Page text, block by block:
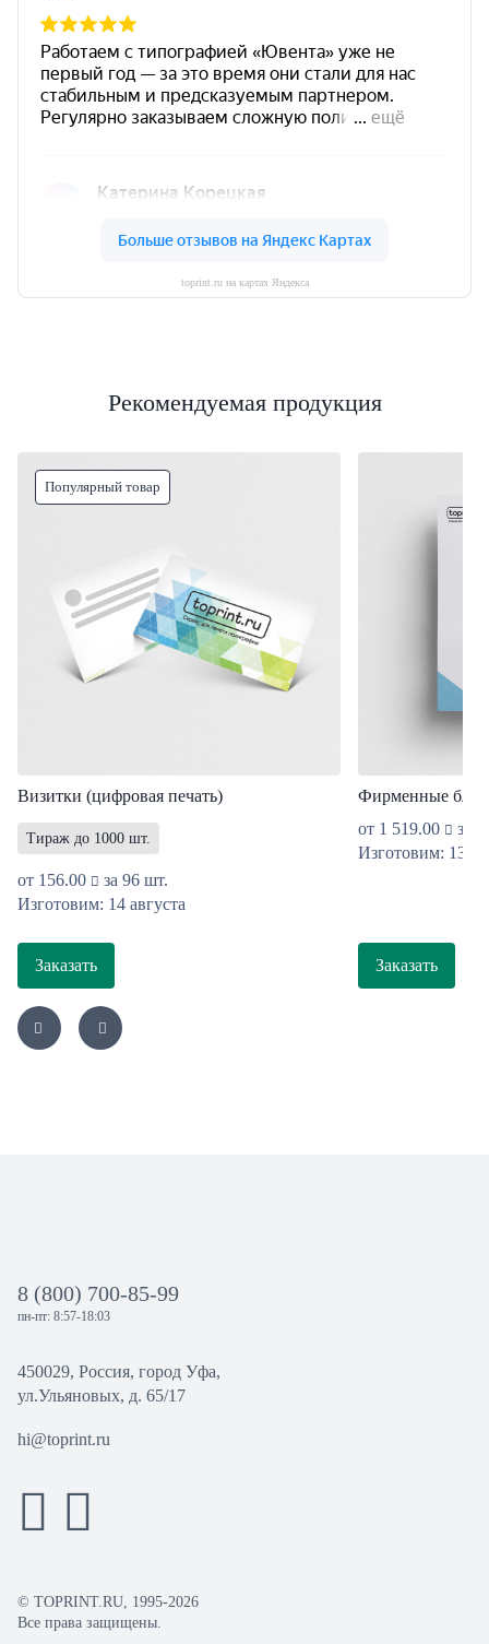
toprint.ru на картах Яндекса
Рекомендуемая продукция
Популярный товар
Визитки (цифровая печать)
Тираж до 1000 шт.
от 156.00
за 96 шт.
Изготовим: 14 августа
Заказать
Фирменные
от 1 519.00
за
Изготовим: 13
Заказать
8 (800) 700-85-99
пн-пт: 8:57-18:03
450029, Россия, город Уфа,
ул.Ульяновых, д. 65/17
hi@toprint.ru
© TOPRINT.RU, 1995-2026
Все права защищены.